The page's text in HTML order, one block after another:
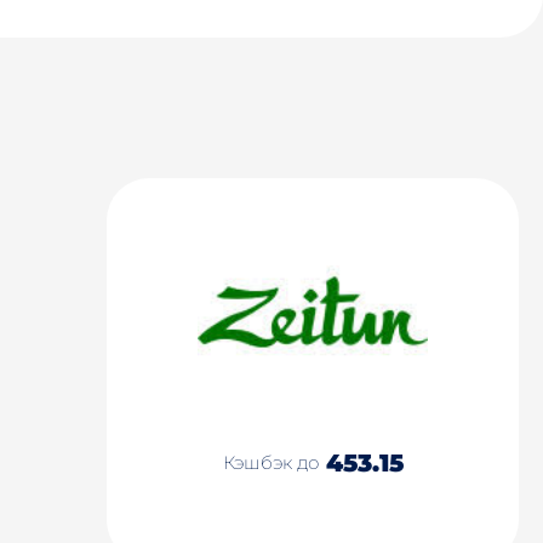
Кэшбэк до 453.15